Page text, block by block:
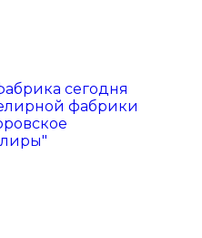
сегодня
фабрики